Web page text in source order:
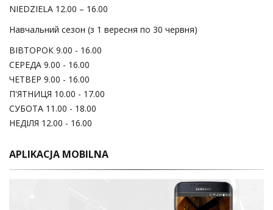
NIEDZIELA 12.00 – 16.00
Навчальний сезон (з 1 вересня по 30 червня)
ВІВТОРОК 9.00 - 16.00
СЕРЕДА 9.00 - 16.00
ЧЕТВЕР 9.00 - 16.00
П'ЯТНИЦЯ 10.00 - 17.00
СУБОТА 11.00 - 18.00
НЕДІЛЯ 12.00 - 16.00
APLIKACJA MOBILNA